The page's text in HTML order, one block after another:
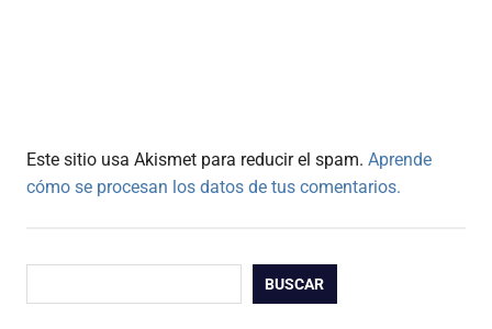
Este sitio usa Akismet para reducir el spam. Aprende
cómo se procesan los datos de tus comentarios.
BUSCAR